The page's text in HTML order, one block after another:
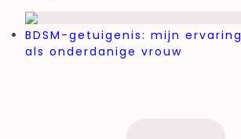
BDSM-getuigenis: mijn ervaring
als onderdanige vrouw